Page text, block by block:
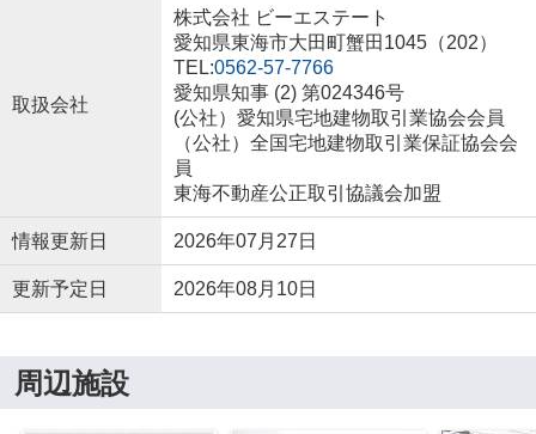
取扱会社
株式会社 ビーエステート
愛知県東海市大田町蟹田1045（202）
TEL:0562-57-7766
愛知県知事 (2) 第024346号
(公社）愛知県宅地建物取引業協会会員
（公社）全国宅地建物取引業保証協会会
員
東海不動産公正取引協議会加盟
情報更新日 2026年07月27日
更新予定日 2026年08月10日
周辺施設